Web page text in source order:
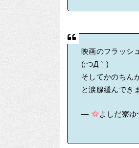
映画のフラッシ
(;つД｀)
そしてかのちん
と涙腺緩んでき
— よしだ寮